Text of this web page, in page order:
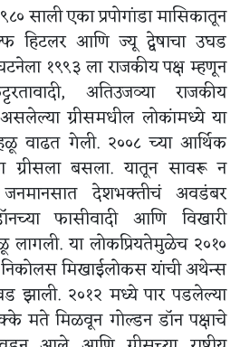
साली एका प्रपोगांडा मासिकातून
हिटलर आणि ज्यू द्वेषाचा उघड
१९९३ ला राजकीय पक्ष म्हणून
अतिउजव्या राजकीय
ग्रीसमधील लोकांमध्ये या
वाढत गेली. २००८ च्या आर्थिक
ग्रीसला बसला. यातून सावरू न
देशभक्तीचं अवडंबर
फासीवादी आणि विखारी
लागली. या लोकप्रियतेमुळेच २०१०
निकोलस मिखाईलोकस यांची अथेन्स
झाली. २०१२ मध्ये पार पडलेल्या
मते मिळवून गोल्डन डॉन पक्षाचे